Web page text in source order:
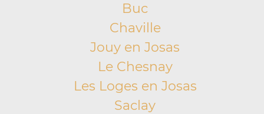
Buc
Chaville
Jouy en Josas
Le Chesnay
Les Loges en Josas
Saclay